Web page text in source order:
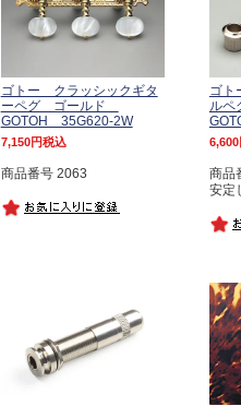
ゴトー クラッシックギタ
ーペグ ゴールド
GOTOH 35G620-2W
7,150 税込
商品番号 2063
ゴト
ル
6,600
商品
安定